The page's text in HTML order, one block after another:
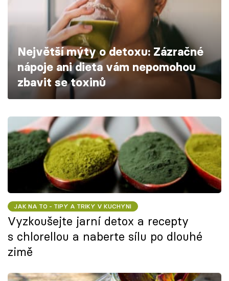
Škola vaření
Recepty z TV
Speciál: Cuketa
Těhotnej kuchař
Přihlášení
Sledujte nás
Největší mýty o detoxu: Zázračné
nápoje ani dieta vám nepomohou
zbavit se toxinů
JAK NA TO - TIPY A TRIKY V KUCHYNI
Vyzkoušejte jarní detox a recepty
s chlorellou a naberte sílu po dlouhé
zimě